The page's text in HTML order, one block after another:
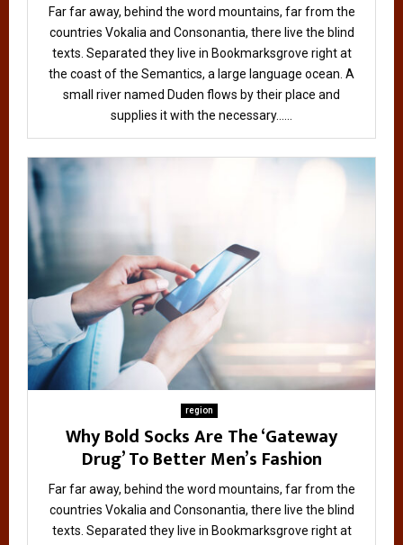
Far far away, behind the word mountains, far from the
countries Vokalia and Consonantia, there live the blind
texts. Separated they live in Bookmarksgrove right at
the coast of the Semantics, a large language ocean. A
small river named Duden flows by their place and
supplies it with the necessary......
region
Why Bold Socks Are The ‘Gateway
Drug’ To Better Men’s Fashion
Far far away, behind the word mountains, far from the
countries Vokalia and Consonantia, there live the blind
texts. Separated they live in Bookmarksgrove right at